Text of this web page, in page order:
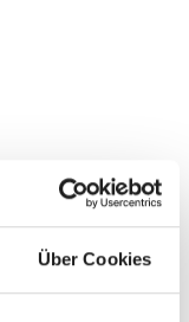
Über Cookies